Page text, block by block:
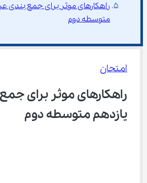
راهکارهای موثر برای جمع بندی
متوسطه دوم
امتحان
راهکارهای موثر برای
یازدهم متوسطه دوم